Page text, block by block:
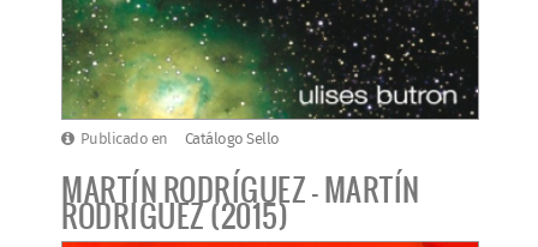
Publicado en Catálogo Sello
MARTÍN RODRÍGUEZ - MARTÍN
RODRIGUEZ (2015)